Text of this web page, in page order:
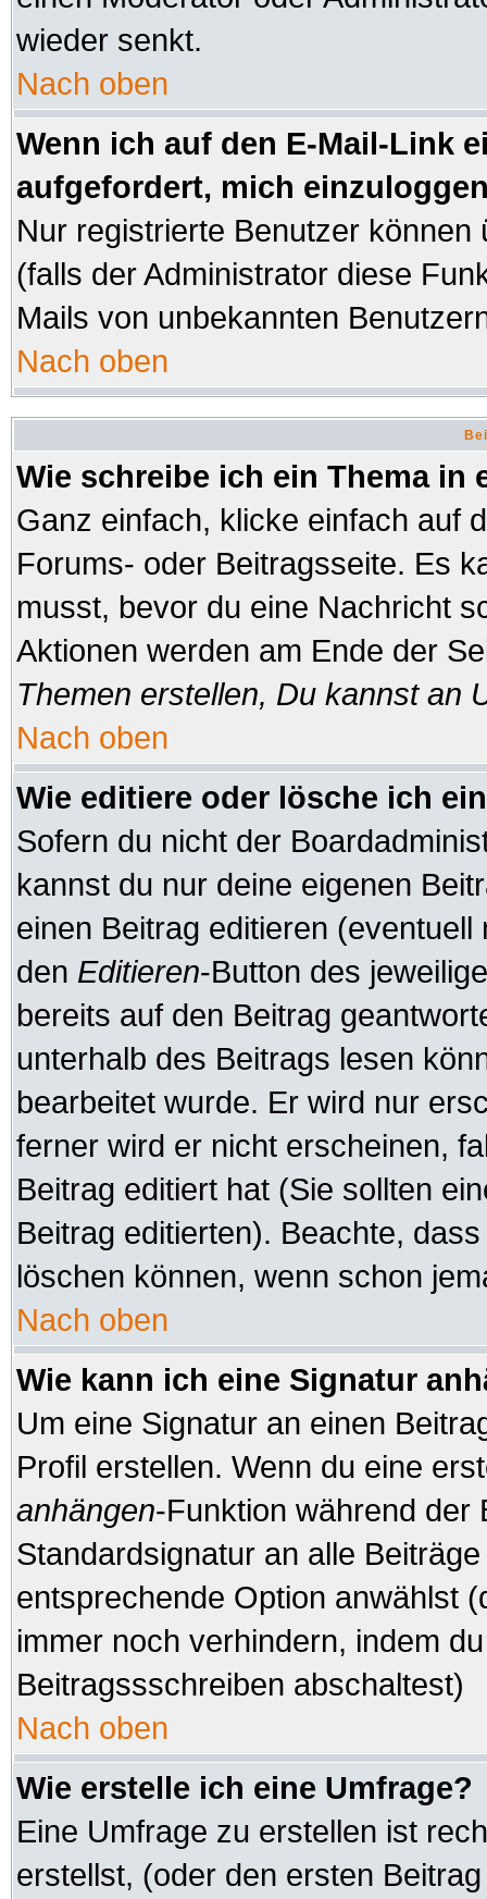
wieder senkt.
Nach oben
Wenn ich auf den E-Mail-Link
aufgefordert, mich
Nur registrierte Benutzer
(falls der Administrator diese
Mails von unbekannten
Nach oben
Wie schreibe ich ein Thema in
Ganz einfach, klicke einfach auf
Forums- oder Beitragsseite. Es
musst, bevor du eine Nachricht
Aktionen werden am Ende der
Themen erstellen, Du kannst an
Nach oben
Wie editiere oder lösche ich
Sofern du nicht der
kannst du nur deine eigenen
einen Beitrag editieren
den Editieren-Button des
bereits auf den Beitrag
unterhalb des Beitrags lesen
bearbeitet wurde. Er wird nur
ferner wird er nicht erscheinen,
Beitrag editiert hat (Sie sollten
Beitrag editierten). Beachte,
löschen können, wenn schon
Nach oben
Wie kann ich eine Signatur
Um eine Signatur an einen
Profil erstellen. Wenn du eine
anhängen-Funktion während der
Standardsignatur an alle
entsprechende Option anwählst
immer noch verhindern, indem
Beitragssschreiben abschaltest)
Nach oben
Wie erstelle ich eine Umfrage?
Eine Umfrage zu erstellen ist
erstellst, (oder den ersten